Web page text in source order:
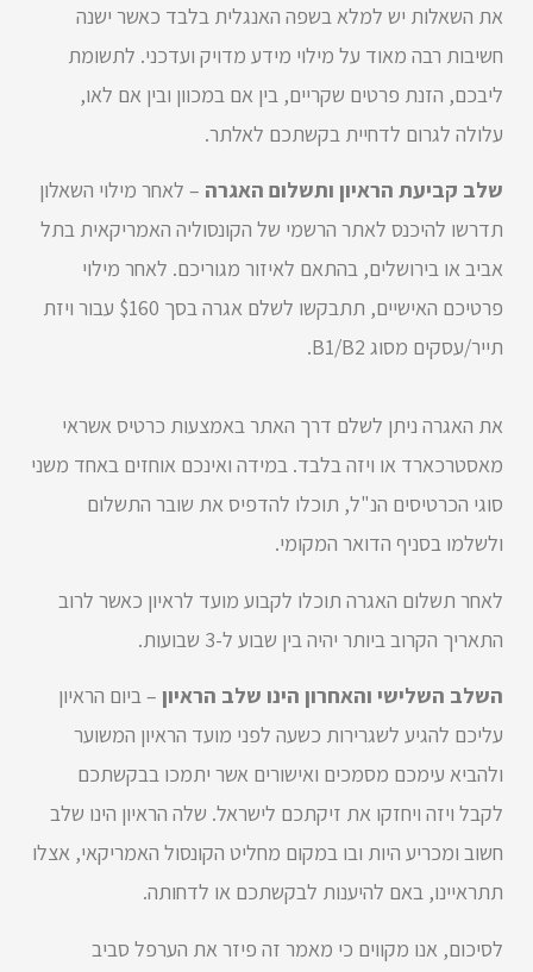
את השאלות יש למלא בשפה האנגלית בלבד כאשר ישנה
חשיבות רבה מאוד על מילוי מידע מדויק ועדכני. לתשומת
ליבכם, הזנת פרטים שקריים, בין אם במכוון ובין אם לאו,
עלולה לגרום לדחיית בקשתכם לאלתר.
שלב קביעת הראיון ותשלום האגרה – לאחר מילוי השאלון
תדרשו להיכנס לאתר הרשמי של הקונסוליה האמריקאית בתל
אביב או בירושלים, בהתאם לאיזור מגוריכם. לאחר מילוי
פרטיכם האישיים, תתבקשו לשלם אגרה בסך $160 עבור ויזת
תייר/עסקים מסוג B1/B2.
את האגרה ניתן לשלם דרך האתר באמצעות כרטיס אשראי
מאסטרכארד או ויזה בלבד. במידה ואינכם אוחזים באחד משני
סוגי הכרטיסים הנ"ל, תוכלו להדפיס את שובר התשלום
ולשלמו בסניף הדואר המקומי.
לאחר תשלום האגרה תוכלו לקבוע מועד לראיון כאשר לרוב
התאריך הקרוב ביותר יהיה בין שבוע ל-3 שבועות.
השלב השלישי והאחרון הינו שלב הראיון – ביום הראיון
עליכם להגיע לשגרירות כשעה לפני מועד הראיון המשוער
ולהביא עימכם מסמכים ואישורים אשר יתמכו בבקשתכם
לקבל ויזה ויחזקו את זיקתכם לישראל. שלה הראיון הינו שלב
חשוב ומכריע היות ובו במקום מחליט הקונסול האמריקאי, אצלו
תתראיינו, באם להיענות לבקשתכם או לדחותה.
לסיכום, אנו מקווים כי מאמר זה פיזר את הערפל סביב